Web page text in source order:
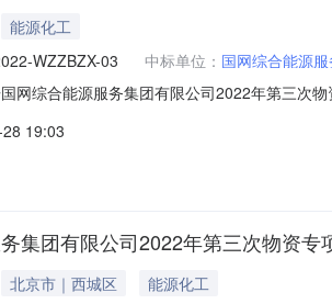
能源化工
WZZBZX-03 中标单位： 国网综合能源
网综合能源服务集团有限公司2022年第三次
结束。现将中标人名单公告如下。分标编号
19:03
集团有限公司2022年第三次物资
北京市｜西城区
能源化工